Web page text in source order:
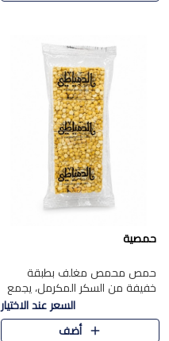
حمصية
حمص محمص مغلف بطبقة
خفيفة من السكر المكرمل، يجمع
بين القرمشة المميزة والطعم
الشرقي الأصيل في واحدة من أشهر
حلويات الموسم.
السعر عند الاختيار
أضف